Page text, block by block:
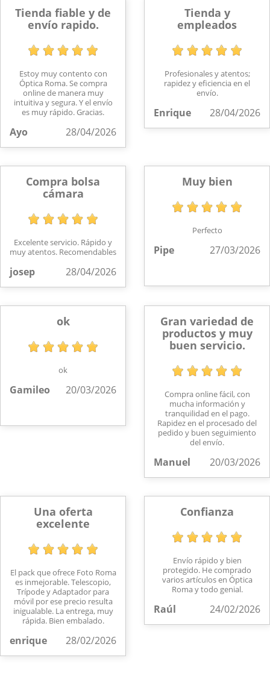
Tienda fiable y de
envío rapido.
Estoy muy contento con
Óptica Roma. Se compra
online de manera muy
intuitiva y segura. Y el envío
es muy rápido. Gracias.
Ayo 28/04/2026
Tienda y
empleados
Profesionales y atentos;
rapidez y eficiencia en el
envío.
Enrique 28/04/2026
Compra bolsa
cámara
Excelente servicio. Rápido y
muy atentos. Recomendables
josep 28/04/2026
Muy bien
Perfecto
Pipe 27/03/2026
ok
ok
Gamileo 20/03/2026
Gran variedad de
productos y muy
buen servicio.
Compra online fácil, con
mucha información y
tranquilidad en el pago.
Rapidez en el procesado del
pedido y buen seguimiento
del envío.
Manuel 20/03/2026
Una oferta
excelente
El pack que ofrece Foto Roma
es inmejorable. Telescopio,
Trípode y Adaptador para
móvil por ese precio resulta
inigualable. La entrega, muy
rápida. Bien embalado.
enrique 28/02/2026
Confianza
Envío rápido y bien
protegido. He comprado
varios artículos en Óptica
Roma y todo genial.
Raúl 24/02/2026